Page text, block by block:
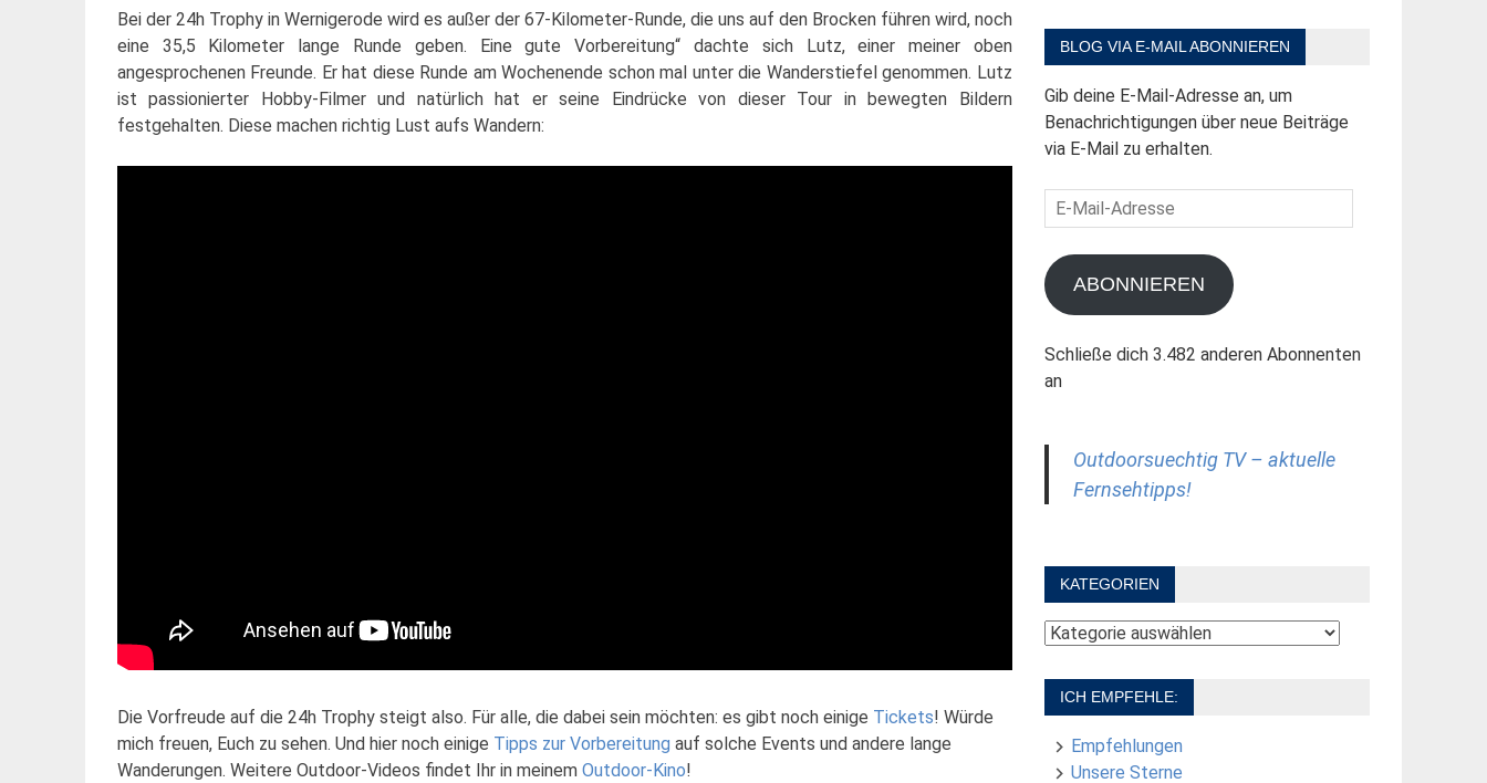
Bei der 24h Trophy in Wernigerode wird es außer der 67-Kilometer-Runde, die uns auf den Brocken führen wird, noch
eine 35,5 Kilometer lange Runde geben. Eine gute Vorbereitung“ dachte sich Lutz, einer meiner oben
angesprochenen Freunde. Er hat diese Runde am Wochenende schon mal unter die Wanderstiefel genommen. Lutz
ist passionierter Hobby-Filmer und natürlich hat er seine Eindrücke von dieser Tour in bewegten Bildern
festgehalten. Diese machen richtig Lust aufs Wandern:
Die Vorfreude auf die 24h Trophy steigt also. Für alle, die dabei sein möchten: es gibt noch einige Tickets! Würde
mich freuen, Euch zu sehen. Und hier noch einige Tipps zur Vorbereitung auf solche Events und andere lange
Wanderungen. Weitere Outdoor-Videos findet Ihr in meinem Outdoor-Kino!
BLOG VIA E-MAIL ABONNIEREN
Gib deine E-Mail-Adresse an, um
Benachrichtigungen über neue Beiträge
via E-Mail zu erhalten.
E-
Mail-
Adresse
ABONNIEREN
Schließe dich 3.482 anderen Abonnenten
an
Outdoorsuechtig TV – aktuelle
Fernsehtipps!
KATEGORIEN
Kategorien
ICH EMPFEHLE:
Empfehlungen
Unsere Sterne